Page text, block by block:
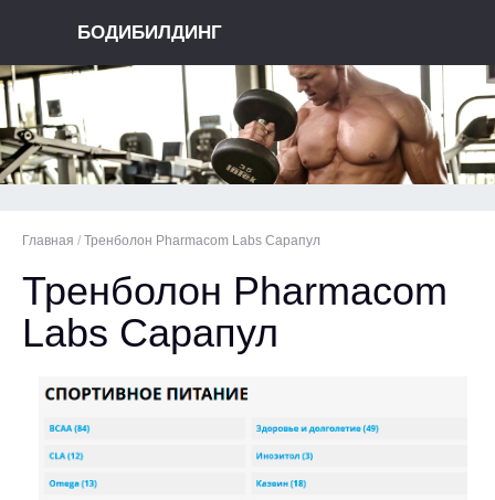
БОДИБИЛДИНГ
Главная / Тренболон Pharmacom Labs Сарапул
Тренболон Pharmacom
Labs Сарапул